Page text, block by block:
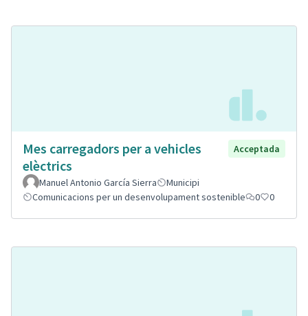
Mes carregadors per a vehicles
elèctrics
Acceptada
Manuel Antonio García Sierra
Municipi
Comunicacions per un desenvolupament sostenible
0 0